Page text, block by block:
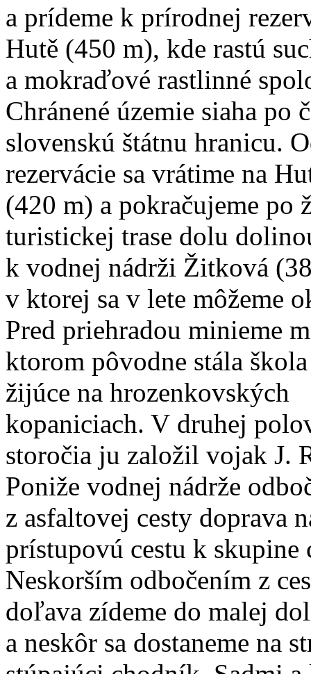
a prídeme k prírodnej
Hutě (450 m), kde rastú
a mokraďové rastlinné
Chránené územie siaha po
slovenskú štátnu hranicu.
rezervácie sa vrátime na
(420 m) a pokračujeme po
turistickej trase dolu
k vodnej nádrži Žitková
v ktorej sa v lete môžeme
Pred priehradou minieme
ktorom pôvodne stála
žijúce na hrozenkovských
kopaniciach. V druhej
storočia ju založil vojak J.
Poniže vodnej nádrže
z asfaltovej cesty doprava
prístupovú cestu k skupine
Neskorším odbočením z
doľava zídeme do malej
a neskôr sa dostaneme na